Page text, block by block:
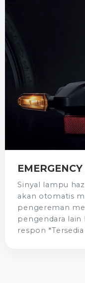
Sinyal lampu
akan otomatis
pengereman
pengendara
respon